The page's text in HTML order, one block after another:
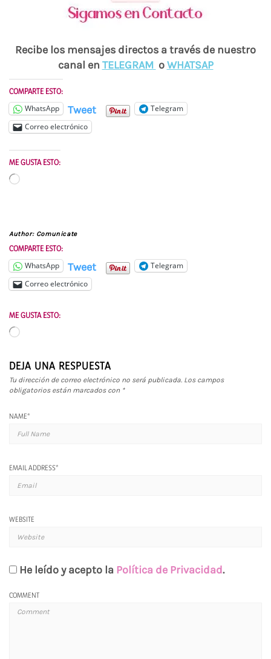
Recibe los mensajes directos a través de nuestro
canal en TELEGRAM oWHATSAP
COMPARTE ESTO:
WhatsApp Tweet
Telegram
Correo electrónico
ME GUSTA ESTO:
Cargando...
Author: Comunicate
COMPARTE ESTO:
WhatsApp Tweet
Telegram
Correo electrónico
ME GUSTA ESTO:
Cargando...
DEJA UNA RESPUESTA
Tu dirección de correo electrónico no será publicada. Los campos
obligatorios están marcados con *
NAME*
EMAIL ADDRESS*
WEBSITE
He leído y acepto la Política de Privacidad.
COMMENT